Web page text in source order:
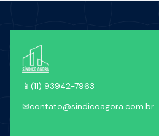
📱 (11) 93942-7963
✉contato@sindicoagora.com.br